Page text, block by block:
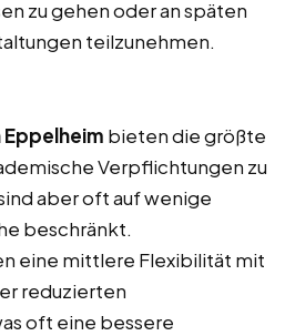
zu gehen oder an späten
teilzunehmen.
bieten die größte
Verpflichtungen zu
aber oft auf wenige
beschränkt.
eine mittlere Flexibilität mit
reduzierten
oft eine bessere